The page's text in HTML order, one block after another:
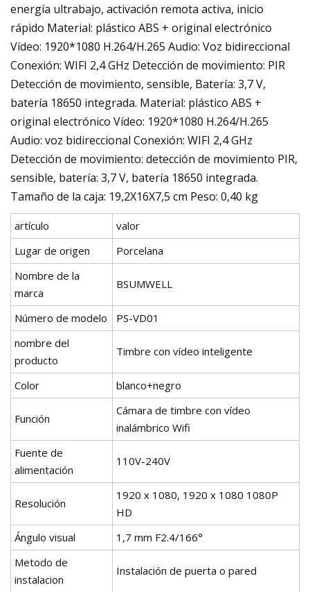
energía ultrabajo, activación remota activa, inicio
rápido Material: plástico ABS + original electrónico
Vídeo: 1920*1080 H.264/H.265 Audio: Voz bidireccional
Conexión: WIFI 2,4 GHz Detección de movimiento: PIR
Detección de movimiento, sensible, Batería: 3,7 V,
batería 18650 integrada. Material: plástico ABS +
original electrónico Vídeo: 1920*1080 H.264/H.265
Audio: voz bidireccional Conexión: WIFI 2,4 GHz
Detección de movimiento: detección de movimiento PIR,
sensible, batería: 3,7 V, batería 18650 integrada.
Tamaño de la caja: 19,2X16X7,5 cm Peso: 0,40 kg
artículo
valor
Lugar de origen
Porcelana
Nombre de la
marca
BSUMWELL
Número de modelo
PS-VD01
nombre del
producto
Timbre con vídeo inteligente
Color blanco+negro
Función
Cámara de timbre con vídeo
inalámbrico Wifi
Fuente de
alimentación
110V-240V
Resolución
1920 x 1080, 1920 x 1080 1080P
HD
Ángulo visual
1,7 mm F2.4/166°
Metodo de
instalacion
Instalación de puerta o pared